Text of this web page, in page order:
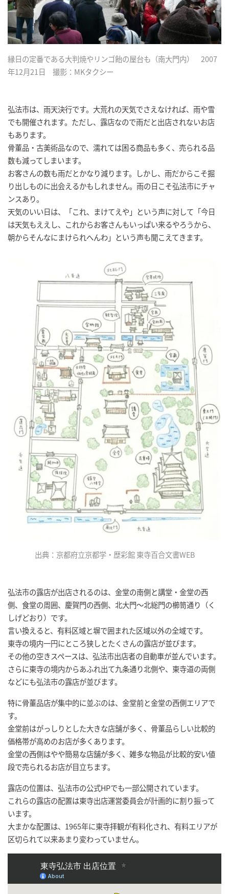
縁日の定番である大判焼やリンゴ飴の屋台も（南大門内） 2007
年12月21日 撮影：MKタクシー
弘法市は、雨天決行です。大荒れの天気でさえなければ、雨や雪
でも開催されます。ただし、露店なので雨だと出店されないお店
もあります。
骨董品・古美術品なので、濡れては困る商品も多く、売られる品
数も減ってしまいます。
お客さんの数も雨だとかなり減ります。しかし、雨だからこそ掘
り出しものに出会えるかもしれません。雨の日こそ弘法市にチャ
ンスあり。
天気のいい日は、「これ、まけてえや」という声に対して「今日
は天気もええし、これからお客さんもいっぱい来るやろうから、
朝からそんなにまけられへんわ」という声も聞こえてきます。
出典：京都府立京都学・歴彩館 東寺百合文書WEB
弘法市の露店が出店されるのは、金堂の南側と講堂・金堂の西
側、食堂の周囲、慶賀門の西側、北大門～北総門の櫛笥通り（く
しげどおり）です。
言い換えると、有料区域と塀で囲まれた区域以外の全域です。
東寺の境内一円にところ狭しとたくさんの露店が並びます。
その他の空きスペースは、弘法市出店者の自動車が並んでいます。
さらに東寺の境内からあふれ出て九条通り北側や、東寺道の両側
などにも弘法市の露店が並びます。
特に骨董品店が集中的に並ぶのは、金堂前と金堂の西側エリアで
す。
金堂前はがっしりとした大きな店舗が多く、骨董品らしい比較的
価格帯が高めのお店が多くあります。
金堂の西側はやや簡易な店舗が多く、雑多な物品が比較的安い値
段で売られるお店が目立ちます。
露店の位置は、弘法市の公式HPでも一部公開されています。
これらの露店の配置は東寺出店運営委員会が計画的に割り振って
います。
大まかな配置は、1965年に東寺拝観が有料化され、有料エリアが
区切られて以来あまり変わっていません。